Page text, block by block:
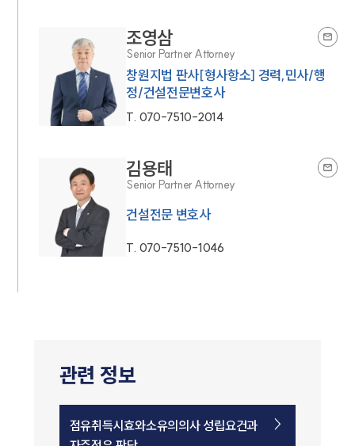
조영삼
Senior Partner Attorney
창원지법 판사[형사항소] 경력,민사/행
정/건설전문변호사
T. 070-7510-2014
김용태
Senior Partner Attorney
건설전문 변호사
T. 070-7510-1046
관련 정보
점유취득시효와소유의의사 성립요건과